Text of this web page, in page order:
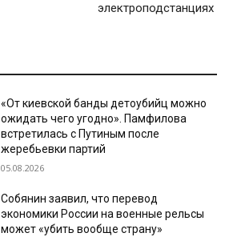
электроподстанциях
«От киевской банды детоубийц можно
ожидать чего угодно». Памфилова
встретилась с Путиным после
жеребьевки партий
05.08.2026
Собянин заявил, что перевод
экономики России на военные рельсы
может «убить вообще страну»